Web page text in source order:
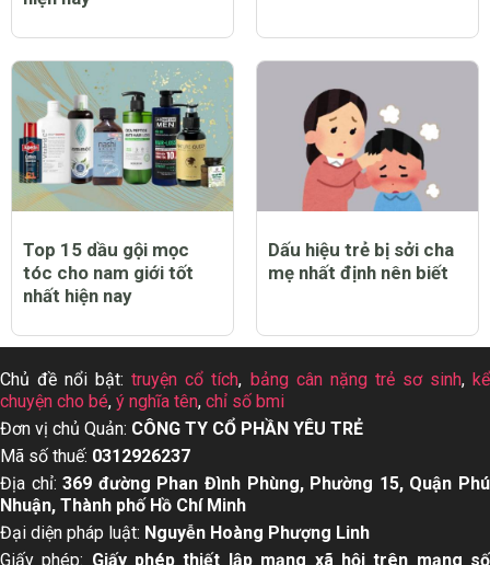
Top 12 thuốc tẩy quần
áo trắng sạch tốt nhất
hiện nay
dầu tốt nhất hiện nay
Top 15 dầu gội mọc
tóc cho nam giới tốt
mẹ nhất định nên biết
Chủ đề nổi bật: truyện cổ tích , bảng cân nặng trẻ sơ sinh
chuyện cho bé, ý nghĩa tên
Đơn vị chủ Quản:CÔNG TY CỔ PHẦN YÊU TRẺ
Mã số thuế:0312926237
Địa chỉ: 369 đường Phan Đình Phùng, Phường 15, Quận Phú